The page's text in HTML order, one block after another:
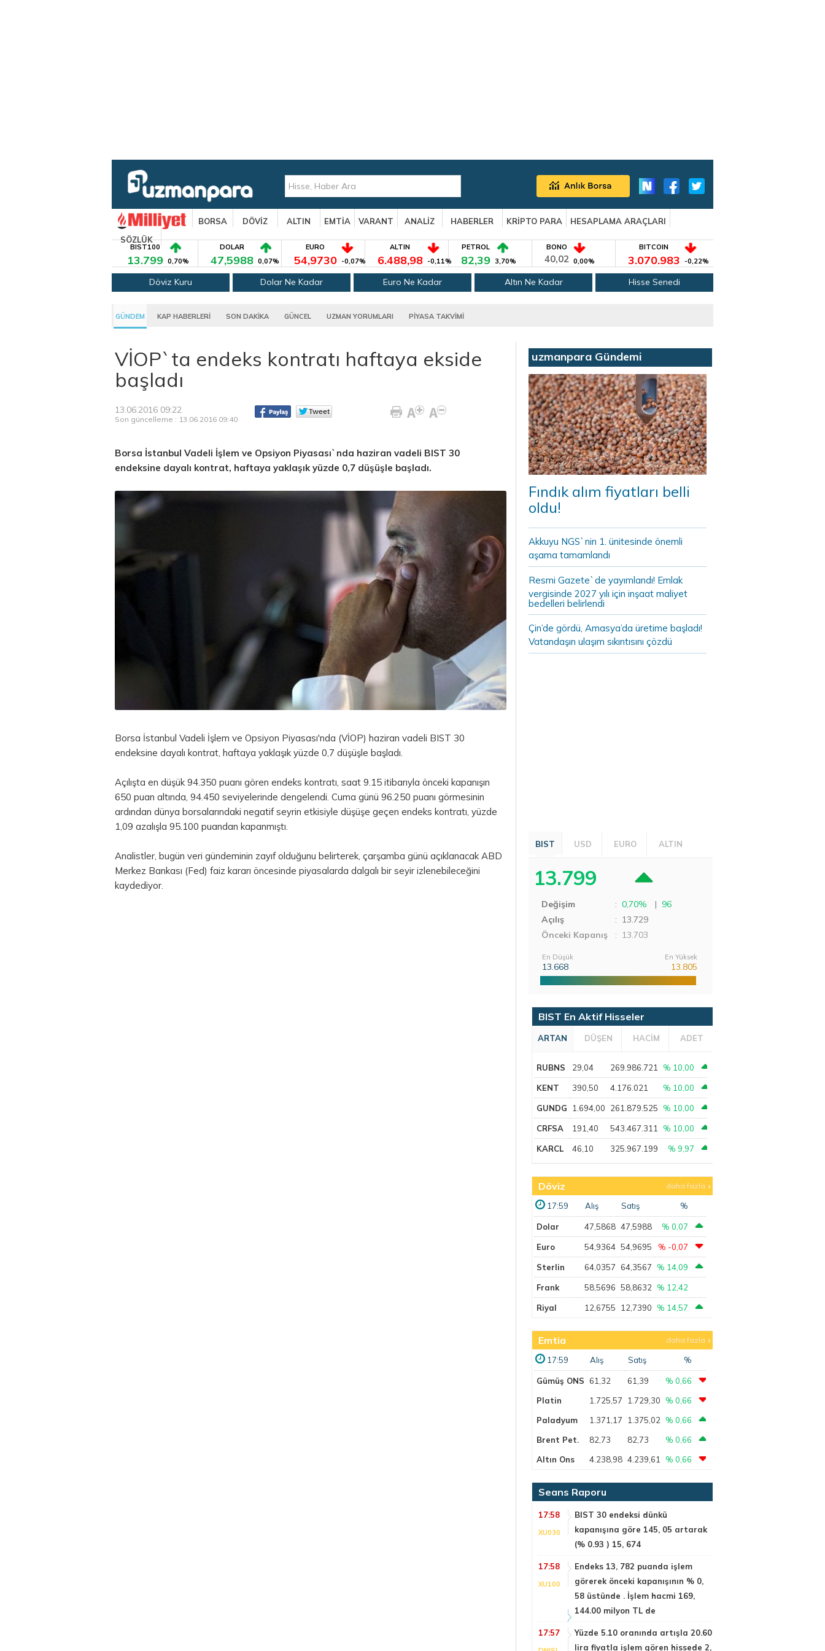
BORSA DÖVİZ ALTIN EMTİA VARANT ANALİZ HABERLER KRİPTO PARA
HESAPLAMA ARAÇLARI
SÖZLÜK
BIST100
13.799 0,70%
DOLAR
47,5988 0,07%
EURO
54,9730 -0,07%
ALTIN
6.488,98 -0,11%
PETROL
82,39 3,70%
BONO
40,02 0,00%
BITCOIN
3.070.983 -0,22%
Döviz Kuru Dolar Ne Kadar Euro Ne Kadar Altın Ne Kadar Hisse Senedi
GÜNDEM KAP HABERLERİ SON DAKİKA GÜNCEL UZMAN YORUMLARI PİYASA TAKVİMİ
VİOP`ta endeks kontratı haftaya ekside
başladı
13.06.2016 09:22
Son güncelleme : 13.06.2016 09:40
Borsa İstanbul Vadeli İşlem ve Opsiyon Piyasası`nda haziran vadeli BIST 30
endeksine dayalı kontrat, haftaya yaklaşık yüzde 0,7 düşüşle başladı.
Borsa İstanbul Vadeli İşlem ve Opsiyon Piyasası'nda (VİOP) haziran vadeli BIST 30
endeksine dayalı kontrat, haftaya yaklaşık yüzde 0,7 düşüşle başladı.
Açılışta en düşük 94.350 puanı gören endeks kontratı, saat 9.15 itibarıyla önceki kapanışın
650 puan altında, 94.450 seviyelerinde dengelendi. Cuma günü 96.250 puanı görmesinin
ardından dünya borsalarındaki negatif seyrin etkisiyle düşüşe geçen endeks kontratı, yüzde
1,09 azalışla 95.100 puandan kapanmıştı.
Analistler, bugün veri gündeminin zayıf olduğunu belirterek, çarşamba günü açıklanacak ABD
Merkez Bankası (Fed) faiz kararı öncesinde piyasalarda dalgalı bir seyir izlenebileceğini
kaydediyor.
uzmanpara Gündemi
Fındık alım fiyatları belli
oldu!
Akkuyu NGS`nin 1. ünitesinde önemli
aşama tamamlandı
Resmi Gazete`de yayımlandı! Emlak
vergisinde 2027 yılı için inşaat maliyet
bedelleri belirlendi
Çin’de gördü, Amasya’da üretime başladı!
Vatandaşın ulaşım sıkıntısını çözdü
BIST USD EURO ALTIN
13.799
Değişim : 0,70% | 96
Açılış
: 13.729
Önceki Kapanış
: 13.703
En Düşük
13.668
En Yüksek
13.805
BIST En Aktif Hisseler
ARTAN DÜŞEN HACİM ADET
RUBNS 29,04 269.986.721 % 10,00
KENT 390,50 4.176.021 % 10,00
GUNDG 1.694,00 261.879.525 % 10,00
CRFSA 191,40 543.467.311 % 10,00
KARCL 46,10 325.967.199 % 9,97
Döviz daha fazla
17:59 Alış Satış %
Dolar 47,5868 47,5988 % 0,07
Euro 54,9364 54,9695 % -0,07
Sterlin 64,0357 64,3567 % 14,09
Frank 58,5696 58,8632 % 12,42
Riyal 12,6755 12,7390 % 14,57
Emtia daha fazla
17:59 Alış Satış %
Gümüş ONS 61,32 61,39
% 0,66
Platin
1.725,57 1.729,30
% 0,66
Paladyum
1.371,17 1.375,02
% 0,66
Brent Pet.
82,73 82,73
% 0,66
Altın Ons
4.238,98 4.239,61 % 0,66
Seans Raporu
17:58
XU030
BIST 30 endeksi dünkü
kapanışına göre 145, 05 artarak
(% 0.93 ) 15, 674
17:58
XU100
Endeks 13, 782 puanda işlem
görerek önceki kapanışının % 0,
58 üstünde . İşlem hacmi 169,
144.00 milyon TL de
17:57
Yüzde 5.10 oranında artışla 20.60
lira fiyatla işlem gören hissede 2,